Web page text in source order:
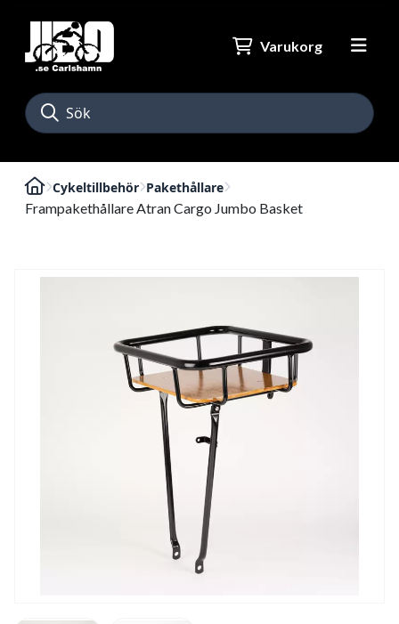
Varukorg
Cykeltillbehör Pakethållare
Frampakethållare Atran Cargo Jumbo Basket